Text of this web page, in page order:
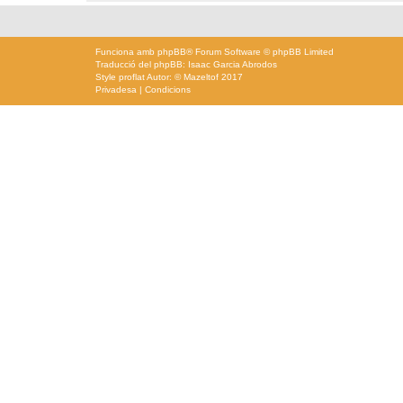
Funciona amb phpBB® Forum Software © phpBB Limited
Traducció del phpBB: Isaac Garcia Abrodos
Style proflatAutor: ©Mazeltof 2017
Privadesa | Condicions